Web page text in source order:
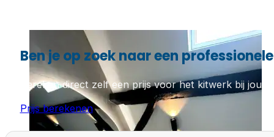
Ben je op zoek naar een
Bereken direct zelf een prijs voor het kitwerk bij jou
Prijs berekenen